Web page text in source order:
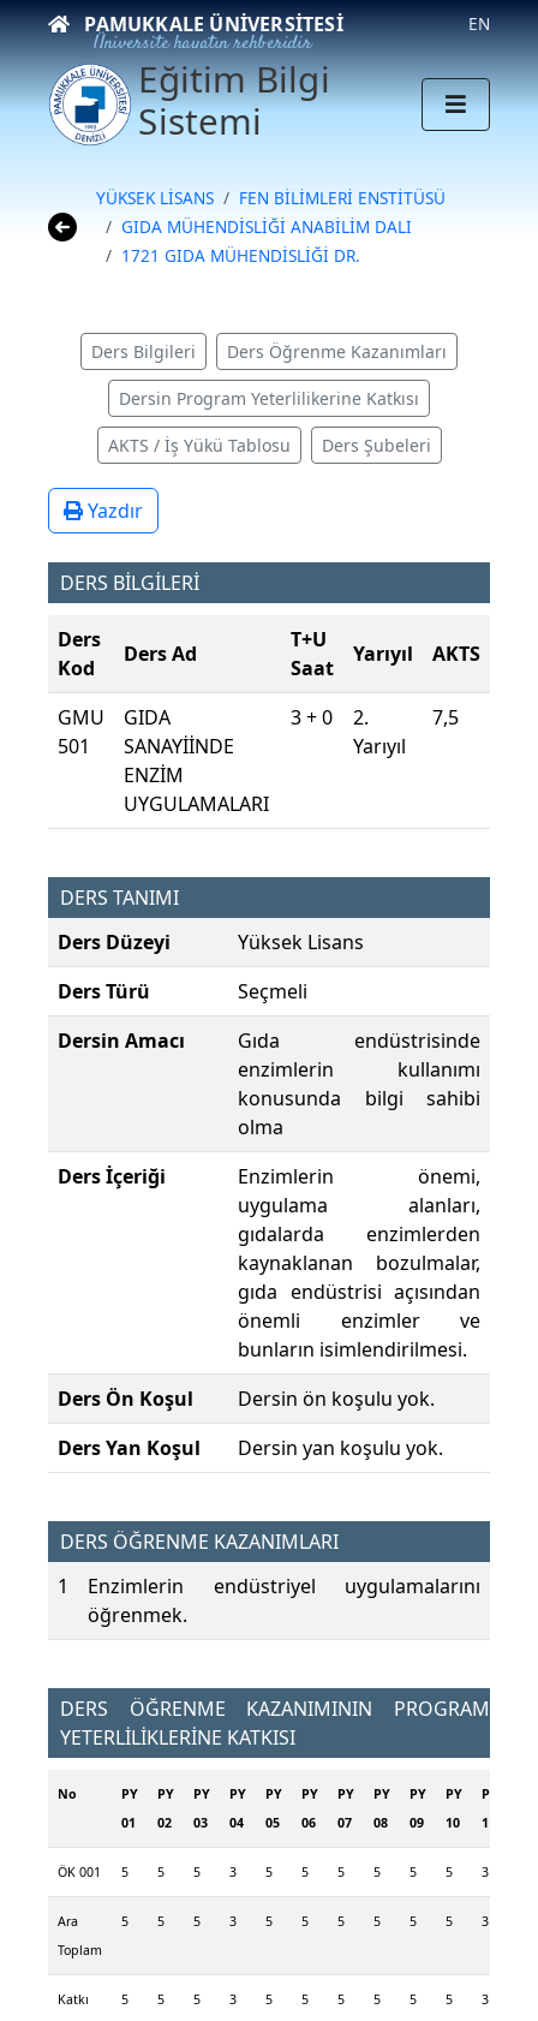
PAMUKKALE ÜNIVERSITESI
Üniversite hayatın rehberidir
EN
Eğitim Bilgi
Sistemi
YÜKSEK LİSANS
FEN BİLİMLERİ ENSTİTÜSÜ
GIDA MÜHENDİSLİĞİ ANABİLİM DALI
1721 GIDA MÜHENDİSLİĞİ DR.
Ders Bilgileri Ders Öğrenme Kazanımları
Dersin Program Yeterlilikerine Katkısı
AKTS / İş Yükü Tablosu Ders Şubeleri
Yazdır
DERS BİLGİLERİ
Ders
Kod
Ders Ad
T+U
Saat
Yarıyıl AKTS
GMU
501
GIDA
SANAYİİNDE
ENZİM
UYGULAMALARI
3 + 0
2.
Yarıyıl
7,5
DERS TANIMI
Ders Düzeyi
Yüksek Lisans
Ders Türü
Seçmeli
Dersin Amacı
Gıda endüstrisinde
enzimlerin kullanımı
konusunda bilgi sahibi
olma
Ders İçeriği
Enzimlerin önemi,
uygulama alanları,
gıdalarda enzimlerden
kaynaklanan bozulmalar,
gıda endüstrisi açısından
önemli enzimler ve
bunların isimlendirilmesi.
Ders Ön Koşul
Dersin ön koşulu yok.
Ders Yan Koşul
Dersin yan koşulu yok.
DERS ÖĞRENME KAZANIMLARI
1
Enzimlerin endüstriyel uygulamalarını
öğrenmek.
DERS ÖĞRENME KAZANIMININ PROGRAM
YETERLİLİKLERİNE KATKISI
No
PY
01
PY
02
PY
03
PY
04
PY
05
PY
06
PY
07
PY
08
PY
09
PY
10
PY
11
ÖK 001 5 5 5 3 5 5 5 5 5 5 3
Ara
Toplam
5 5 5 3 5 5 5 5 5 5 3
Katkı 5 5 5 3 5 5 5 5 5 5 3